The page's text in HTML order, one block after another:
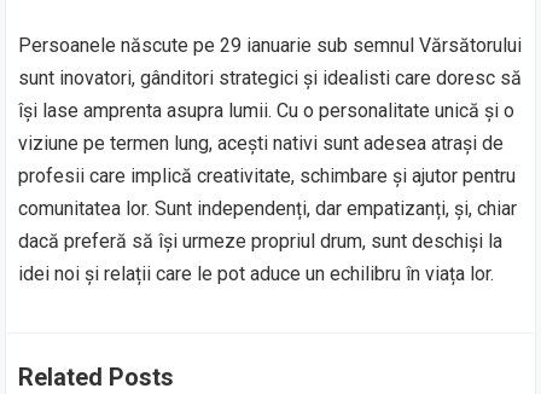
Persoanele născute pe 29 ianuarie sub semnul Vărsătorului
sunt inovatori, gânditori strategici și idealisti care doresc să
își lase amprenta asupra lumii. Cu o personalitate unică și o
viziune pe termen lung, acești nativi sunt adesea atrași de
profesii care implică creativitate, schimbare și ajutor pentru
comunitatea lor. Sunt independenți, dar empatizanți, și, chiar
dacă preferă să își urmeze propriul drum, sunt deschiși la
idei noi și relații care le pot aduce un echilibru în viața lor.
Related Posts